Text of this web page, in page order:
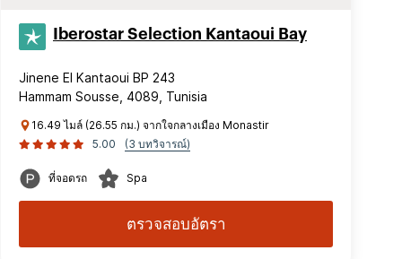
Iberostar Selection​ Kantaoui Bay
Jinene El Kantaoui BP 243
Hammam Sousse, 4089, Tunisia
16.49 ไมล์ (26.55 กม.) จากใจกลางเมือง Monastir
5.00
(3 บทวิจารณ์)
ที่จอดรถ Spa
ตรวจสอบอัตรา